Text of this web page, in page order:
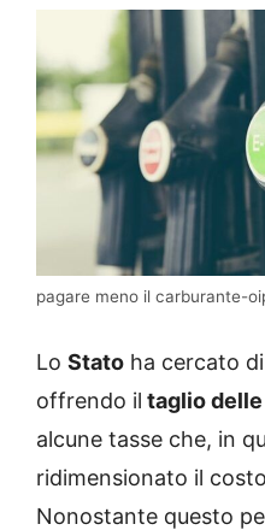
pagare meno il carburante-
Lo Stato ha cercato
offrendo il taglio
alcune tasse che, in
ridimensionato il
Nonostante questo